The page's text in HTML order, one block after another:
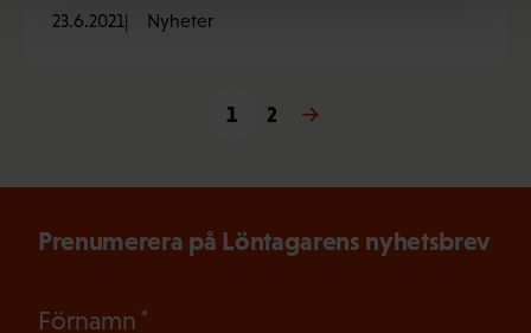
23.6.2021 Nyheter
1 2
Nästa →
Prenumerera på Löntagarens nyhetsbrev
Förnamn